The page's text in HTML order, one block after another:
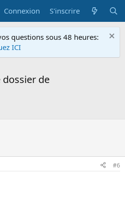
Connexion S'inscrire
questions sous 48 heures:
ICI
de
#6